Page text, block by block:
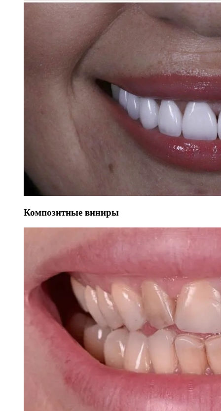
Композитные виниры